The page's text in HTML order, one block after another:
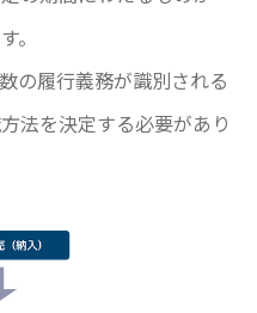
。
の履行義務が識別される
法を決定する必要があり